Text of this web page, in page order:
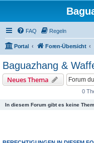
FAQ Regeln
Portal Foren-Übersicht
Baguazhang &
Neues Thema
0
In diesem Forum gibt es keine